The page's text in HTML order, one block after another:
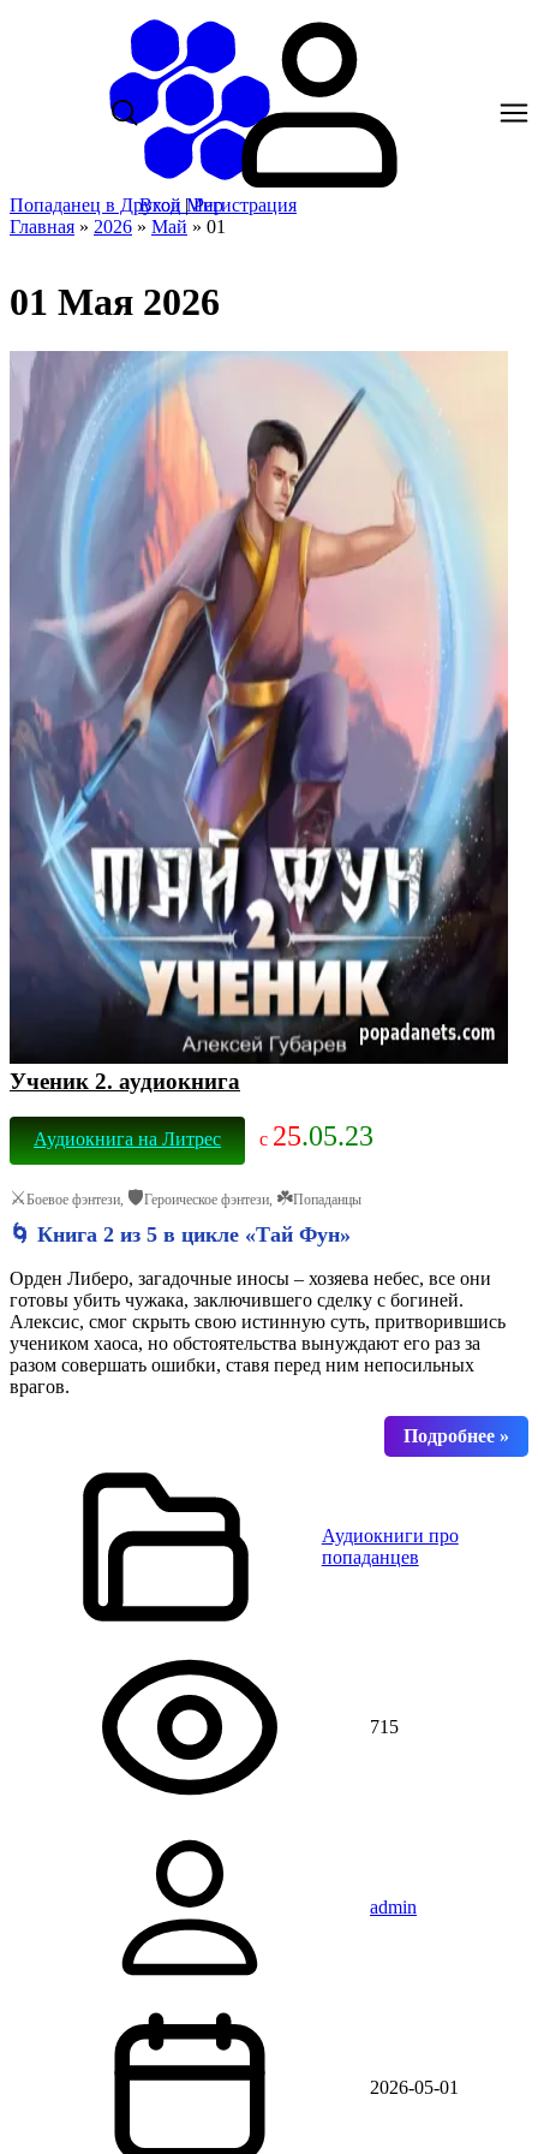
Попаданец в Другой Мир
Вход |Регистрация
Главная » 2026 » Май » 01
01 Мая 2026
Ученик 2. аудиокнига
Аудиокнига на Литрес с 25.05.23
⚔️Боевое фэнтези, 🛡️Героическое фэнтези, ☘️Попаданцы
🌀 Книга 2 из 5 в цикле «Тай Фун»
Орден Либеро, загадочные иносы – хозяева небес, все они
готовы убить чужака, заключившего сделку с богиней.
Алексис, смог скрыть свою истинную суть, притворившись
учеником хаоса, но обстоятельства вынуждают его раз за
разом совершать ошибки, ставя перед ним непосильных
врагов.
Аудиокниги про
попаданцев
715
admin
2026-05-01